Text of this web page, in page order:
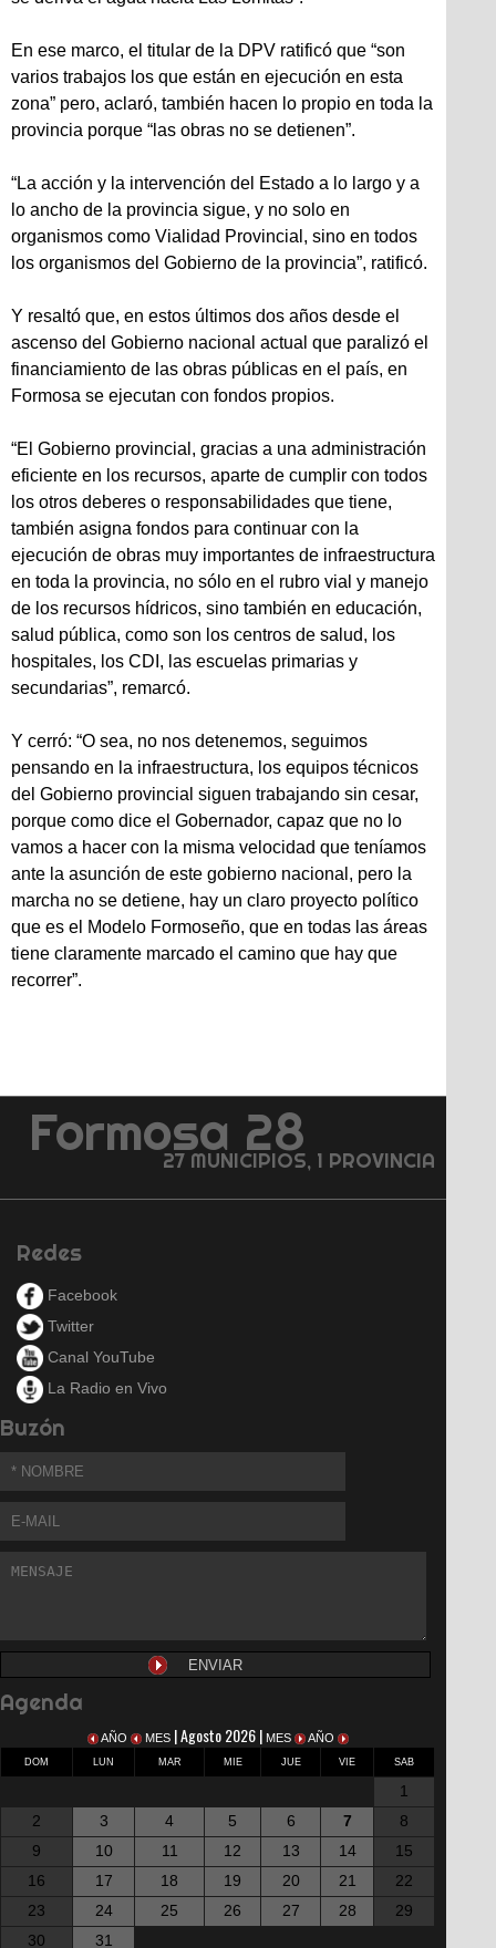
En ese marco, el titular de la DPV ratificó que “son
varios trabajos los que están en ejecución en esta
zona” pero, aclaró, también hacen lo propio en toda la
provincia porque “las obras no se detienen”.
“La acción y la intervención del Estado a lo largo y a
lo ancho de la provincia sigue, y no solo en
organismos como Vialidad Provincial, sino en todos
los organismos del Gobierno de la provincia”, ratificó.
Y resaltó que, en estos últimos dos años desde el
ascenso del Gobierno nacional actual que paralizó el
financiamiento de las obras públicas en el país, en
Formosa se ejecutan con fondos propios.
“El Gobierno provincial, gracias a una administración
eficiente en los recursos, aparte de cumplir con todos
los otros deberes o responsabilidades que tiene,
también asigna fondos para continuar con la
ejecución de obras muy importantes de infraestructura
en toda la provincia, no sólo en el rubro vial y manejo
de los recursos hídricos, sino también en educación,
salud pública, como son los centros de salud, los
hospitales, los CDI, las escuelas primarias y
secundarias”, remarcó.
Y cerró: “O sea, no nos detenemos, seguimos
pensando en la infraestructura, los equipos técnicos
del Gobierno provincial siguen trabajando sin cesar,
porque como dice el Gobernador, capaz que no lo
vamos a hacer con la misma velocidad que teníamos
ante la asunción de este gobierno nacional, pero la
marcha no se detiene, hay un claro proyecto político
que es el Modelo Formoseño, que en todas las áreas
tiene claramente marcado el camino que hay que
recorrer”.
Formosa 28
27 MUNICIPIOS, 1 PROVINCIA
Redes
Facebook
Twitter
Canal YouTube
La Radio en Vivo
Buzón
Agenda
AÑO MES | Agosto 2026 | MES AÑO
DOM LUN MAR MIE JUE VIE SAB
1
2
3 4 5 6 7
8
9
10 11 12 13 14
15
16
17 18 19 20 21
22
23
24 25 26 27 28
29
30
31